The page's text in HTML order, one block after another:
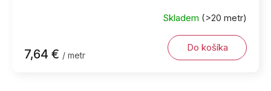
Skladem (>20 metr)
7,64 € / metr
Do košíka